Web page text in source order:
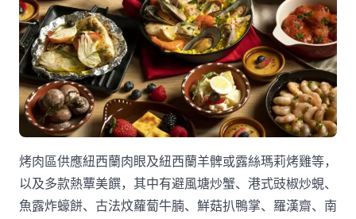
烤肉區供應紐西蘭肉眼及紐西蘭羊髀或露絲瑪莉烤雞等，
以及多款熱蕈美饌，其中有避風塘炒蟹、港式豉椒炒蜆、
魚露炸蠔餅、古法炆蘿蔔牛腩、鮮菇扒鴨掌、羅漢齋、南